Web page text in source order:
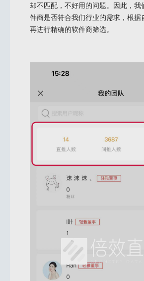
却不匹配，不好用的问题。因此，我
件商是否符合我们行业的需求，根据
再进行精确的软件商筛选。